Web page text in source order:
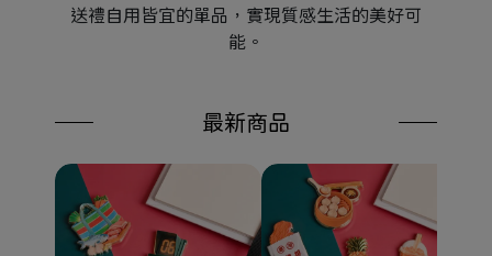
送禮自用皆宜的單品，實現質感生活的美好可
能。
最新商品